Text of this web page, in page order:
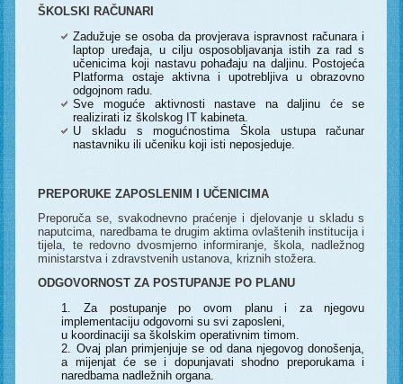
ŠKOLSKI RAČUNARI
Zadužuje se osoba da provjerava ispravnost računara i
laptop uređaja, u cilju osposobljavanja istih za rad s
učenicima koji nastavu pohađaju na daljinu. Postojeća
Platforma ostaje aktivna i upotrebljiva u obrazovno
odgojnom radu.
Sve moguće aktivnosti nastave na daljinu će se
realizirati iz školskog IT kabineta.
U skladu s mogućnostima Škola ustupa računar
nastavniku ili učeniku koji isti neposjeduje.
PREPORUKE ZAPOSLENIM I UČENICIMA
Preporuča se, svakodnevno praćenje i djelovanje u skladu s
naputcima, naredbama te drugim aktima ovlaštenih institucija i
tijela, te redovno dvosmjerno informiranje, škola, nadležnog
ministarstva i zdravstvenih ustanova, kriznih stožera.
ODGOVORNOST ZA POSTUPANJE PO PLANU
Za postupanje po ovom planu i za njegovu
implementaciju odgovorni su svi zaposleni,
u koordinaciji sa školskim operativnim timom.
Ovaj plan primjenjuje se od dana njegovog donošenja,
a mijenjat će se i dopunjavati shodno preporukama i
naredbama nadležnih organa.